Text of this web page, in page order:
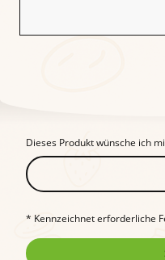
Dieses Produkt wünsche ich
* Kennzeichnet erforderliche